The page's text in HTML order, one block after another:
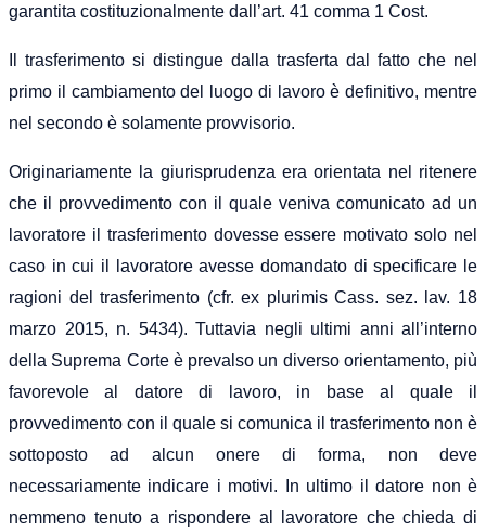
garantita costituzionalmente dall’art. 41 comma 1 Cost.
Il trasferimento si distingue dalla trasferta dal fatto che nel
primo il cambiamento del luogo di lavoro è definitivo, mentre
nel secondo è solamente provvisorio.
Originariamente la giurisprudenza era orientata nel ritenere
che il provvedimento con il quale veniva comunicato ad un
lavoratore il trasferimento dovesse essere motivato solo nel
caso in cui il lavoratore avesse domandato di specificare le
ragioni del trasferimento (cfr. ex plurimis Cass. sez. lav. 18
marzo 2015, n. 5434). Tuttavia negli ultimi anni all’interno
della Suprema Corte è prevalso un diverso orientamento, più
favorevole al datore di lavoro, in base al quale il
provvedimento con il quale si comunica il trasferimento non è
sottoposto ad alcun onere di forma, non deve
necessariamente indicare i motivi. In ultimo il datore non è
nemmeno tenuto a rispondere al lavoratore che chieda di